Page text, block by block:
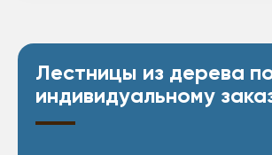
Лестницы из дерева
индивидуальному